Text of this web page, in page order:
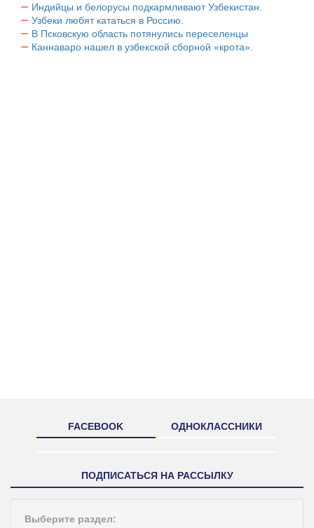
Индийцы и белорусы подкармливают Узбекистан.
Узбеки любят кататься в Россию.
В Псковскую область потянулись переселенцы
Каннаваро нашел в узбекской сборной «крота».
FACEBOOK ОДНОКЛАССНИКИ
ПОДПИСАТЬСЯ НА РАССЫЛКУ
Выберите раздел: